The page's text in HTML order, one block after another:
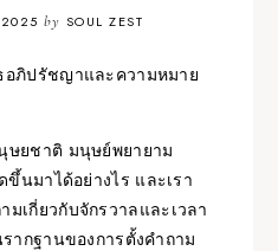
2025 by SOUL ZEST
อภิปรัชญาและความหมาย
ษยชาติ มนุษย์พยายาม
ขึ้นมาได้อย่างไร และเรา
มเกี่ยวกับจักรวาลและเวลา
ากฐานของการตั้งคำถาม